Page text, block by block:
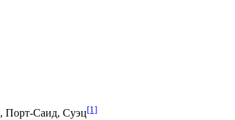
, Порт-Саид, Суэц[1]